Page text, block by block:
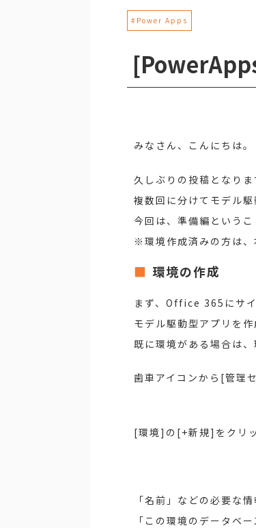
#Power Apps
みなさん、こんにちは。
久しぶりの投稿となり
複数回に分けてモデル
今回は、準備編というこ
※環境作成済みの方は、
環境の作成
まず、Office 365にサ
モデル駆動型アプリを
既に環境がある場合は、
歯車アイコンから[管理
[環境]の[+新規]をクリッ
「名前」などの必要な
「この環境のデータベ